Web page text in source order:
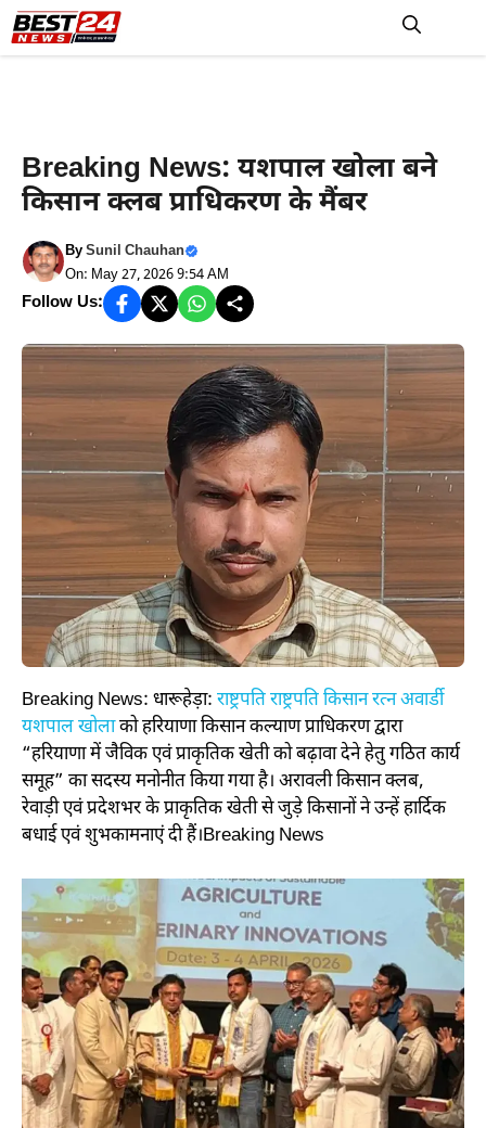
Skip
to
Breaking News: यशपाल खोला बने
किसान क्लब प्रा​धिकरण के मैंबर
BySunil Chauhan
On: May 27, 2026 9:54 AM
Follow Us:
Breaking News: धारूहेड़ा: राष्ट्रपति राष्ट्रपति किसान रत्न अवार्डी
यशपाल खोलाको हरियाणा किसान कल्याण प्राधिकरण द्वारा
“हरियाणा में जैविक एवं प्राकृतिक खेती को बढ़ावा देने हेतु गठित कार्य
समूह” का सदस्य मनोनीत किया गया है। अरावली किसान क्लब,
रेवाड़ी एवं प्रदेशभर के प्राकृतिक खेती से जुड़े किसानों ने उन्हें हार्दिक
बधाई एवं शुभकामनाएं दी हैं।Breaking News